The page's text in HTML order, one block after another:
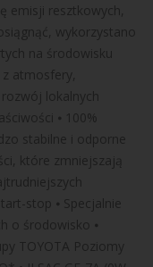
emisji resztkowych,
wykorzystano
na środowisku
atmosfery,
lokalnych
⦁ 100%
stabilne i odporne
które zmniejszają
stop ⦁ Specjalnie
o środowisko ⦁
TOYOTA Poziomy